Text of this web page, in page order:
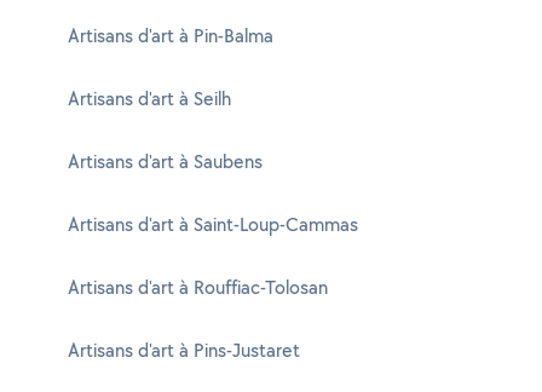
Artisans d'art à Pin-Balma
Artisans d'art à Seilh
Artisans d'art à Saubens
Artisans d'art à Saint-Loup-Cammas
Artisans d'art à Rouffiac-Tolosan
Artisans d'art à Pins-Justaret